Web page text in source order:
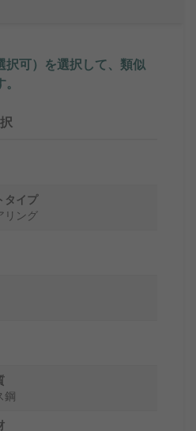
択可）を選択して、類似
タイプ
リング
鋼